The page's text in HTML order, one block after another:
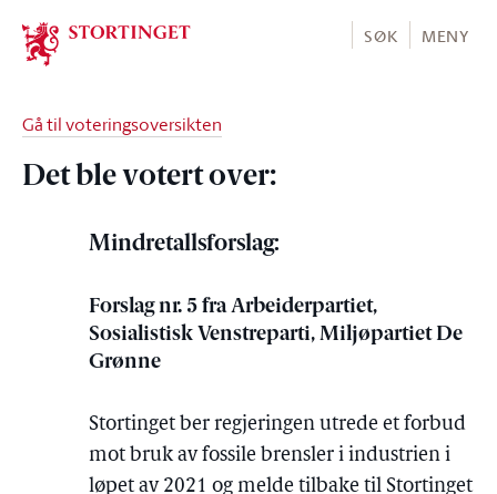
Stortinget.no
SØK MENY
Gå til voteringsoversikten
Det ble votert over:
Mindretallsforslag:
Forslag nr. 5 fra Arbeiderpartiet,
Sosialistisk Venstreparti, Miljøpartiet De
Grønne
Stortinget ber regjeringen utrede et forbud
mot bruk av fossile brensler i industrien i
løpet av 2021 og melde tilbake til Stortinget